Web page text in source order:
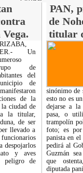
PAN,
de
titular
Un
de
del
de
de la
ciudad de
a la titular,
de ser
llevado a
despojarlos
y aves
peligro de
sinónimo de
esto no es
dejarse a
pasa, o
trampolín
foto; es por
panista en
pedirá al
Guzmán
que
diputada